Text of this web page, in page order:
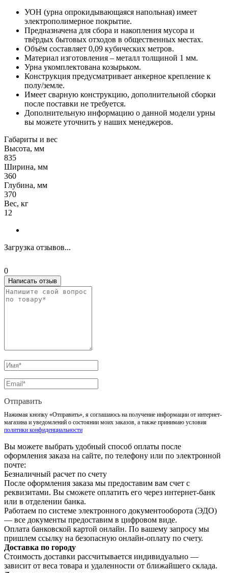
УОН (урна опрокидывающаяся напольная) имеет
электрополимерное покрытие.
Предназначена для сбора и накопления мусора и
твёрдых бытовых отходов в общественных местах.
Объём составляет 0,09 кубических метров.
Материал изготовления – металл толщиной 1 мм.
Урна укомплектована козырьком.
Конструкция предусматривает анкерное крепление к
полу/земле.
Имеет сварную конструкцию, дополнительной сборки
после поставки не требуется.
Дополнительную информацию о данной модели урны
вы можете уточнить у наших менеджеров.
Габариты и вес
Высота, мм
835
Ширина, мм
360
Глубина, мм
370
Вес, кг
12
Загрузка отзывов...
0
Написать отзыв
Отправить
Нажимая кнопку «Отправить», я соглашаюсь на получение информации от интернет-
магазина и уведомлений о состоянии моих заказов, а также принимаю условия
политики конфиденциальности
Вы можете выбрать удобный способ оплаты после
оформления заказа на сайте, по телефону или по электронной
почте:
Безналичный расчет по счету
После оформления заказа мы предоставим вам счет с
реквизитами. Вы сможете оплатить его через интернет-банк
или в отделении банка.
Работаем по системе электронного документооборота (ЭДО)
— все документы предоставим в цифровом виде.
Оплата банковской картой онлайн. По вашему запросу мы
пришлем ссылку на безопасную онлайн-оплату по счету.
Доставка по городу
Стоимость доставки рассчитывается индивидуально —
зависит от веса товара и удаленности от ближайшего склада.